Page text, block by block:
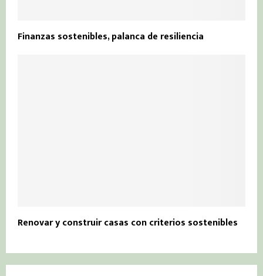
Finanzas sostenibles, palanca de resiliencia
Renovar y construir casas con criterios sostenibles